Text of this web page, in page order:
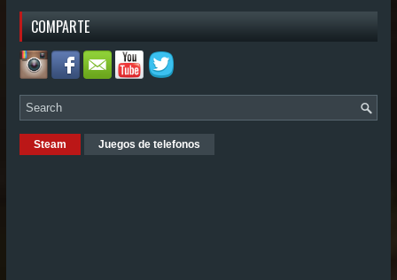
COMPARTE
Steam Juegos de telefonos